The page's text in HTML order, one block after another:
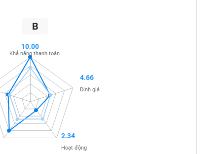
B
10.00
Khả năng thanh toán
4.66
Định giá
2.34
Hoạt động